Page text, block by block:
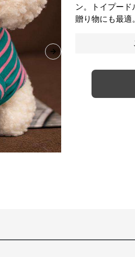
Next slide
ン。トイプー
贈り物にも最適